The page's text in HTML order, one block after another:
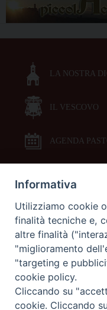
LA NOSTRA
IL VESCOVO
AGENDA
DOCUMENTI
ORARI MESSE
LITURGIA
GALLERIE
Informativa
Utilizziamo cookie
finalità tecniche e,
altre finalità
"miglioramento
"targeting e
cookie policy.
Cliccando su
cookie. Cliccando